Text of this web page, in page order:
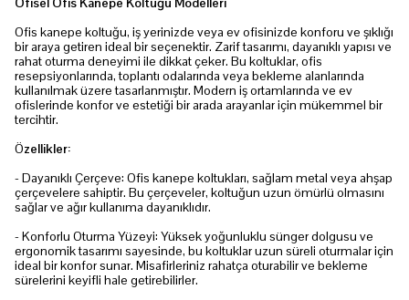
Ofis kanepe koltuğu, iş yerinizde veya ev ofisinizde konforu ve şıklığı
bir araya getiren ideal bir seçenektir. Zarif tasarımı, dayanıklı yapısı ve
rahat oturma deneyimi ile dikkat çeker. Bu koltuklar, ofis
resepsiyonlarında, toplantı odalarında veya bekleme alanlarında
kullanılmak üzere tasarlanmıştır. Modern iş ortamlarında ve ev
ofislerinde konfor ve estetiği bir arada arayanlar için mükemmel bir
tercihtir.
Özellikler:
- Dayanıklı Çerçeve: Ofis kanepe koltukları, sağlam metal veya ahşap
çerçevelere sahiptir. Bu çerçeveler, koltuğun uzun ömürlü olmasını
sağlar ve ağır kullanıma dayanıklıdır.
- Konforlu Oturma Yüzeyi: Yüksek yoğunluklu sünger dolgusu ve
ergonomik tasarımı sayesinde, bu koltuklar uzun süreli oturmalar için
ideal bir konfor sunar. Misafirleriniz rahatça oturabilir ve bekleme
sürelerini keyifli hale getirebilirler.